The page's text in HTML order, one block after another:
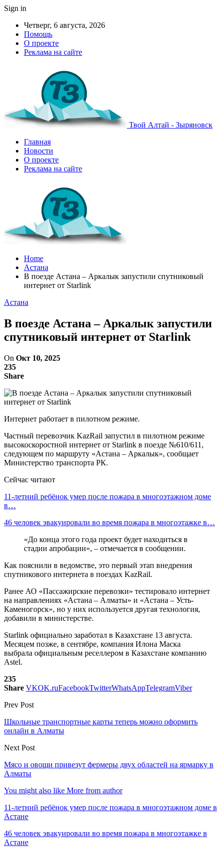
Sign in
Четверг, 6 августа, 2026
Помощь
О проекте
Реклама на сайте
Твой Алтай - Зыряновск
Главная
Новости
О проекте
Реклама на сайте
Home
Астана
В поезде Астана – Аркалык запустили спутниковый
интернет от Starlink
Астана
В поезде Астана – Аркалык запустили
спутниковый интернет от Starlink
On Окт 10, 2025
235
Share
Интернет работает в пилотном режиме.
Частный перевозчик KazRail запустил в пилотном режиме
высокоскоростной интернет от Starlink в поезде №610/611,
следующем по маршруту «Астана – Аркалык», сообщает
Министерство транспорта РК.
Сейчас читают
11-летний ребёнок умер после пожара в многоэтажном доме
в…
46 человек эвакуировали во время пожара в многоэтажке в…
«До конца этого года проект будет находиться в
стадии апробации», – отмечается в сообщении.
Как пояснили в ведомстве, это первый этап внедрения
спутникового интернета в поездах KazRail.
Ранее АО «Пассажирские перевозки» тестировало интернет
на направлениях «Астана – Алматы» и «Астана – Усть-
Каменогорск», но у них используется другая технология,
добавили в министерстве.
Starlink официально заработал в Казахстане 13 августа.
Месяцем позже, в сентябре, компания Илона Маска
выбрала официальным реселлером в Казахстане компанию
Astel.
235
Share VKOK.ruFacebookTwitterWhatsAppTelegramViber
Prev Post
Школьные транспортные карты теперь можно оформить
онлайн в Алматы
Next Post
Мясо и овощи привезут фермеры двух областей на ярмарку в
Алматы
You might also like More from author
11-летний ребёнок умер после пожара в многоэтажном доме в
Астане
46 человек эвакуировали во время пожара в многоэтажке в
Астане